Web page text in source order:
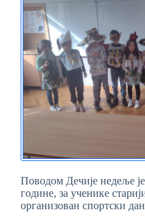
Поводом Дечије недеље
године, за ученике
организован спортски